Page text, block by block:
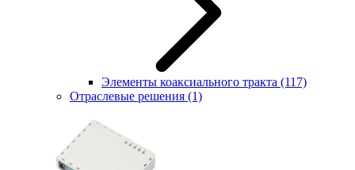
Элементы коаксиального тракта (117)
Отраслевые решения (1)